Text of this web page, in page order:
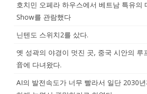
호치민 오페라 하우스에서 베트남 특유의
Show를 관람했다
닌텐도 스위치2를 샀다.
옛 성곽의 야경이 멋진 곳, 중국 시안의 루
音에 다녀왔다.
AI의 발전속도가 너무 빨라서 일단 2030